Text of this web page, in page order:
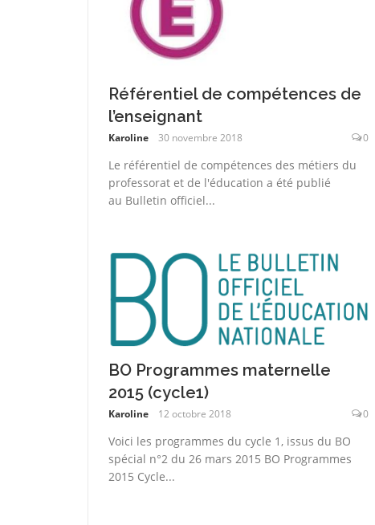
Référentiel de compétences de
l’enseignant
Karoline 30 novembre 2018 0
Le référentiel de compétences des métiers du
professorat et de l'éducation a été publié
au Bulletin officiel...
BO Programmes maternelle
2015 (cycle1)
Karoline 12 octobre 2018 0
Voici les programmes du cycle 1, issus du BO
spécial n°2 du 26 mars 2015 BO Programmes
2015 Cycle...